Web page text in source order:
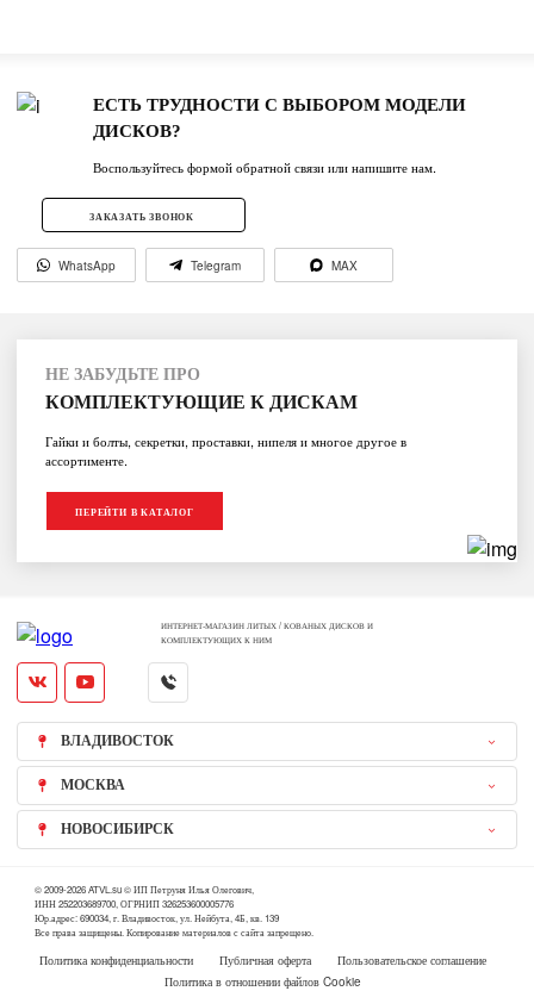
ЕСТЬ ТРУДНОСТИ С ВЫБОРОМ МОДЕЛИ
ДИСКОВ?
Воспользуйтесь формой обратной связи или напишите нам.
ЗАКАЗАТЬ ЗВОНОК
WhatsApp Telegram MAX
НЕ ЗАБУДЬТЕ ПРО
КОМПЛЕКТУЮЩИЕ К ДИСКАМ
Гайки и болты, секретки, проставки, нипеля и многое другое в
ассортименте.
ПЕРЕЙТИ В КАТАЛОГ
ИНТЕРНЕТ-МАГАЗИН ЛИТЫХ / КОВАНЫХ ДИСКОВ И
КОМПЛЕКТУЮЩИХ К НИМ
ВЛАДИВОСТОК
МОСКВА
НОВОСИБИРСК
© 2009-2026 ATVL.su © ИП Петруня Илья Олегович,
ИНН 252203689700, ОГРНИП 326253600005776
Юр.адрес: 690034, г. Владивосток, ул. Нейбута, 4Б, кв. 139
Все права защищены. Копирование материалов с сайта запрещено.
Политика конфиденциальности Публичная оферта
Пользовательское соглашение
Политика в отношении файлов Cookie